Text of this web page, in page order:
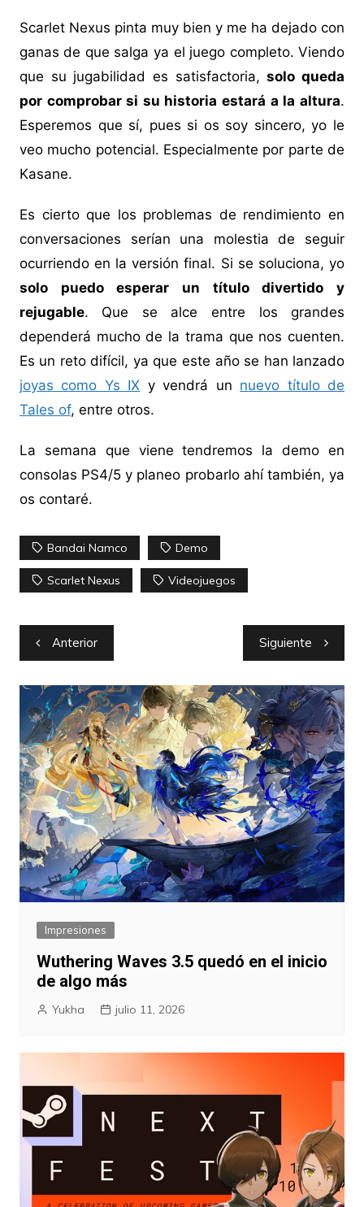
Scarlet Nexus pinta muy bien y me ha dejado con
ganas de que salga ya el juego completo. Viendo
que su jugabilidad es satisfactoria,solo queda
por comprobar si su historia estará a la altura.
Esperemos que sí, pues si os soy sincero, yo le
veo mucho potencial. Especialmente por parte de
Kasane.
Es cierto que los problemas de rendimiento en
conversaciones serían una molestia de seguir
ocurriendo en la versión final. Si se soluciona, yo
solo puedo esperar un título divertido y
rejugable. Que se alce entre los grandes
dependerá mucho de la trama que nos cuenten.
Es un reto difícil, ya que este año se han lanzado
joyas como Ys IX y vendrá un nuevo título de
Tales of, entre otros.
La semana que viene tendremos la demo en
consolas PS4/5 y planeo probarlo ahí también, ya
os contaré.
Bandai Namco Demo
Scarlet Nexus Videojuegos
Navegación
de
entradas
Anterior Siguiente
Impresiones
Wuthering Waves 3.5 quedó en el inicio
de algo más
Yukha julio 11, 2026